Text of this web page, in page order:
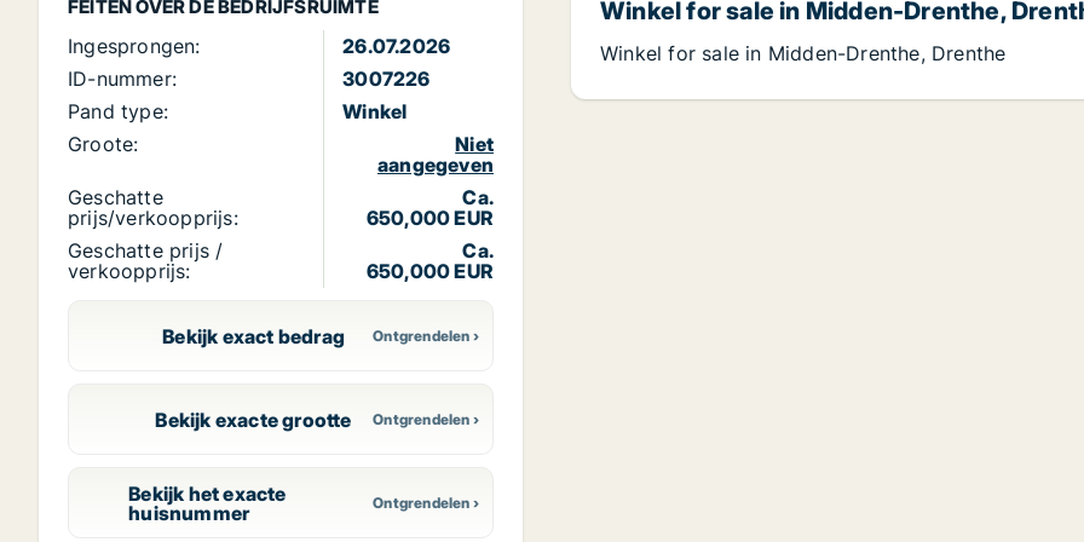
FEITEN OVER DE BEDRIJFSRUIMTE
Ingesprongen:
26.07.2026
ID-nummer:
3007226
Pand type:
Winkel
Groote:
Niet
aangegeven
Geschatte
prijs/verkoopprijs:
Ca.
650,000 EUR
Geschatte prijs /
verkoopprijs:
Ca.
650,000 EUR
Bekijk exact bedrag
Bekijk exacte grootte
Bekijk het exacte
huisnummer
Winkel for sale in Midden-Drenthe,
Winkel for sale in Midden-Drenthe, Drenthe